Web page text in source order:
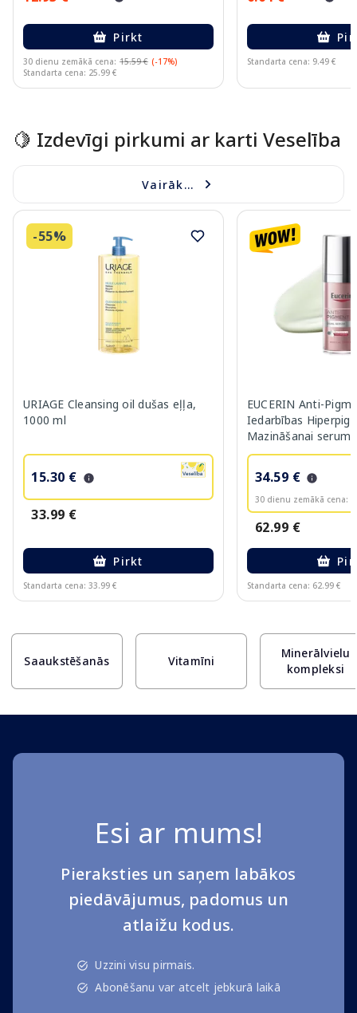
Pirkt
30 dienu zemākā cena: 15.59 € (-17%)
Standarta cena: 25.99 €
Standarta cena: 9.49 €
🍋 Izdevīgi pirkumi ar karti Veselība
Vairāk...
-55%
URIAGE Cleansing oil dušas eļļa,
1000 ml
15.30 €
33.99 €
Pirkt
Standarta cena: 33.99 €
EUCERIN Anti-
Iedarbības
Mazināšanai
34.59 €
30 dienu zemākā cena:
62.99 €
Standarta cena: 62.99 €
Saaukstēšanās Vitamīni
Minerālvielu
kompleksi
Esi ar mums!
Pieraksties un saņem labākos
piedāvājumus, padomus un
atlaižu kodus.
Uzzini visu pirmais.
Abonēšanu var atcelt jebkurā laikā